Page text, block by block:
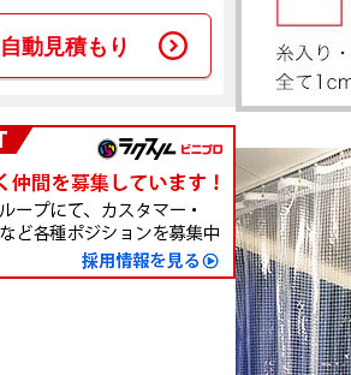
自動見積もり